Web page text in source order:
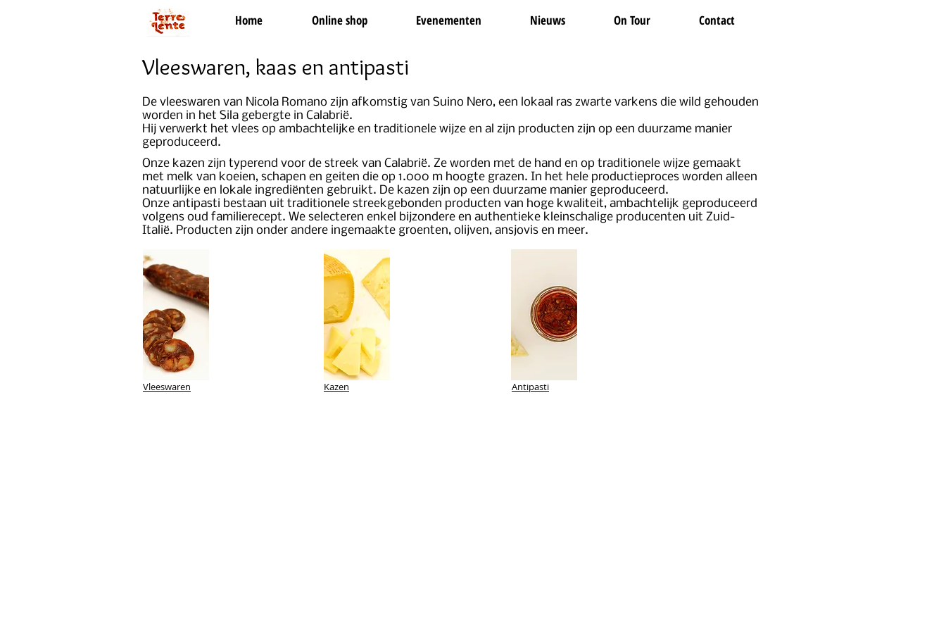
Home Online shop Evenementen Nieuws On Tour Contact
Vleeswaren, kaas en antipasti
De vleeswaren van Nicola Romano zijn afkomstig van Suino Nero, een lokaal ras zwarte varkens die wild gehouden
worden in het Sila gebergte in Calabrië.
Hij verwerkt het vlees op ambachtelijke en traditionele wijze en al zijn producten zijn op een duurzame manier
geproduceerd.
Onze kazen zijn typerend voor de streek van Calabrië. Ze worden met de hand en op traditionele wijze gemaakt
met melk van koeien, schapen en geiten die op 1.000 m hoogte grazen. In het hele productieproces worden alleen
natuurlijke en lokale ingrediënten gebruikt. De kazen zijn op een duurzame manier geproduceerd.
Onze antipasti bestaan uit traditionele streekgebonden producten van hoge kwaliteit, ambachtelijk geproduceerd
volgens oud familierecept. We selecteren enkel bijzondere en authentieke kleinschalige producenten uit Zuid-
Italië. Producten zijn onder andere ingemaakte groenten, olijven, ansjovis en meer.
Vleeswaren Kazen Antipasti